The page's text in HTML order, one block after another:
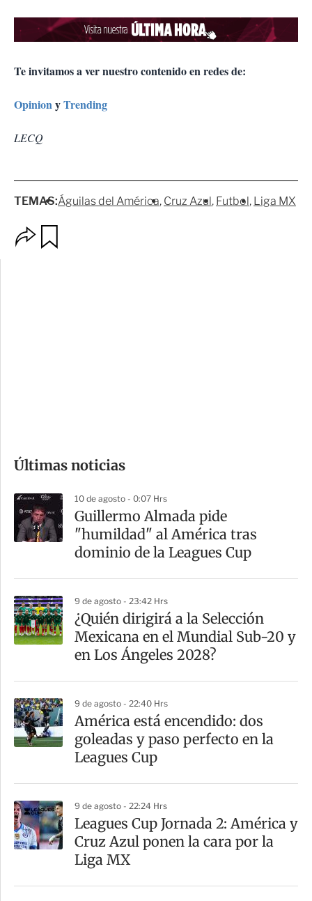
Te invitamos a ver nuestro contenido en redes de:
OpinionyTrending
LECQ
TEMAS:Águilas del América Cruz Azul Futbol Liga MX
p
m
a
r
t
Últimas noticias
10 de agosto - 0:07 Hrs
Guillermo Almada pide
"humildad" al América tras
dominio de la Leagues Cup
9 de agosto - 23:42 Hrs
¿Quién dirigirá a la Selección
Mexicana en el Mundial Sub-20 y
en Los Ángeles 2028?
9 de agosto - 22:40 Hrs
América está encendido: dos
goleadas y paso perfecto en la
Leagues Cup
9 de agosto - 22:24 Hrs
Leagues Cup Jornada 2: América y
Cruz Azul ponen la cara por la
Liga MX